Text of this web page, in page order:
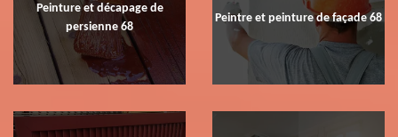
Peinture et décapage de
persienne 68
Peintre et peinture de façade 68